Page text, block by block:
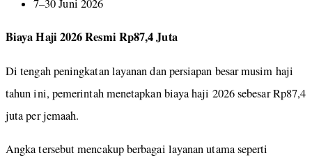
7–30 Juni 2026
Biaya Haji 2026 Resmi Rp87,4 Juta
Di tengah peningkatan layanan dan persiapan besar musim haji
tahun ini, pemerintah menetapkan biaya haji 2026 sebesar Rp87,4
juta per jemaah.
Angka tersebut mencakup berbagai layanan utama seperti